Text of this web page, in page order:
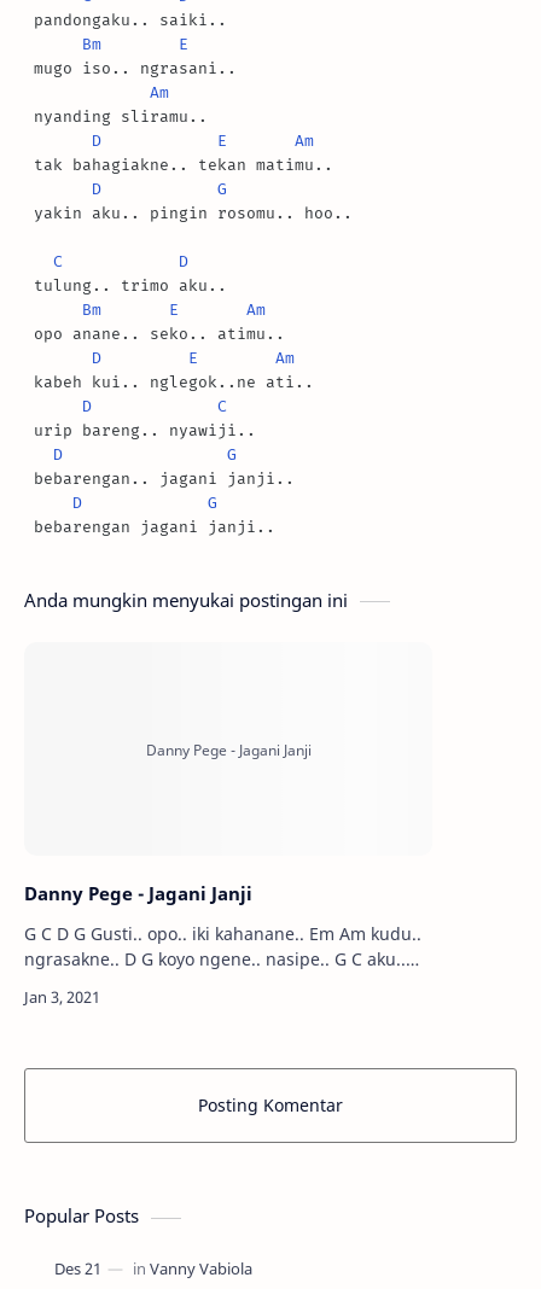
pandongaku.. saiki..
Bm
E
mugo iso.. ngrasani..
Am
nyanding sliramu..
D
E
Am
tak bahagiakne.. tekan matimu..
D
G
yakin aku.. pingin rosomu.. hoo..
C
D
tulung.. trimo aku..
Bm
E
Am
opo anane.. seko.. atimu..
D
E
Am
kabeh kui.. nglegok..ne ati..
D
C
urip bareng.. nyawiji..
D
G
bebarengan.. jagani janji..
D
G
bebarengan jagani janji..
Anda mungkin menyukai postingan ini
Danny Pege - Jagani Janji
G C D G Gusti.. opo.. iki kahanane.. Em Am kudu..
ngrasakne.. D G koyo ngene.. nasipe.. G C aku..
Posting Komentar
Popular Posts